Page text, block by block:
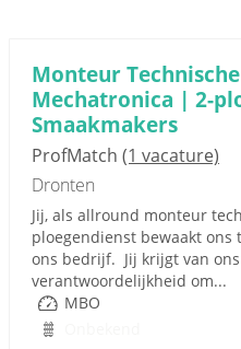
Monteur
Mechatronica | 2-
Smaakmakers
ProfMatch (1 vacature)
Dronten
Jij, als allround monteur
ploegendienst bewaakt
ons bedrijf. Jij krijgt van
verantwoordelijkheid om...
MBO